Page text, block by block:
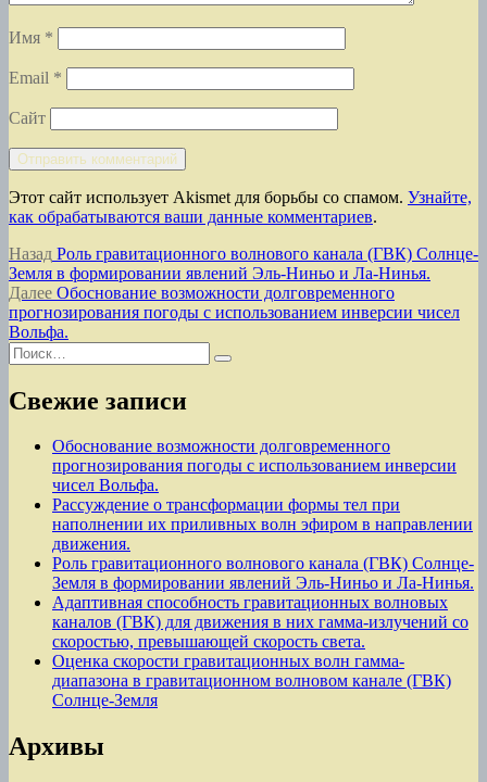
Имя *
Email *
Сайт
Этот сайт использует Akismet для борьбы со спамом. Узнайте,
как обрабатываются ваши данные комментариев.
Навигация
по
записям
Назад Предыдущая
запись:
Роль гравитационного волнового канала (ГВК) Солнце-
Земля в формировании явлений Эль-Ниньо и Ла-Нинья.
Далее Следующая
запись:
Обоснование возможности долговременного
прогнозирования погоды с использованием инверсии чисел
Вольфа.
Искать:
Поиск
Свежие записи
Обоснование возможности долговременного
прогнозирования погоды с использованием инверсии
чисел Вольфа.
Рассуждение о трансформации формы тел при
наполнении их приливных волн эфиром в направлении
движения.
Роль гравитационного волнового канала (ГВК) Солнце-
Земля в формировании явлений Эль-Ниньо и Ла-Нинья.
Адаптивная способность гравитационных волновых
каналов (ГВК) для движения в них гамма-излучений со
скоростью, превышающей скорость света.
Оценка скорости гравитационных волн гамма-
диапазона в гравитационном волновом канале (ГВК)
Солнце-Земля
Архивы